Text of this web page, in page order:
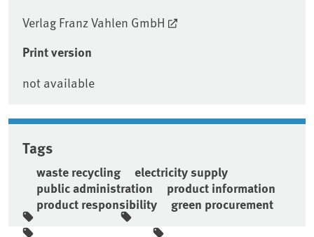
Verlag Franz Vahlen GmbH
Print version
not available
Tags
waste recycling
electricity supply
public administration
product information
product responsibility
green procurement